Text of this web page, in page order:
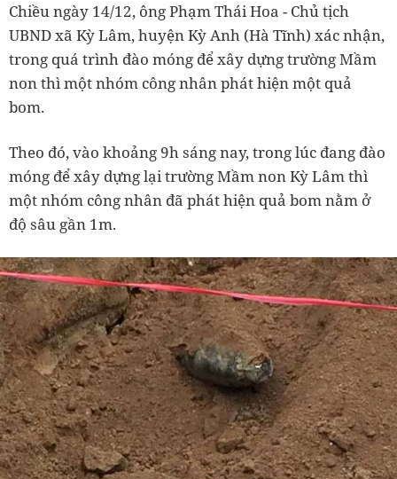
Chiều ngày 14/12, ông Phạm Thái Hoa - Chủ tịch
UBND xã Kỳ Lâm, huyện Kỳ Anh (Hà Tĩnh) xác nhận,
trong quá trình đào móng để xây dựng trường Mầm
non thì một nhóm công nhân phát hiện một quả
bom.
Theo đó, vào khoảng 9h sáng nay, trong lúc đang đào
móng để xây dựng lại trường Mầm non Kỳ Lâm thì
một nhóm công nhân đã phát hiện quả bom nằm ở
độ sâu gần 1m.